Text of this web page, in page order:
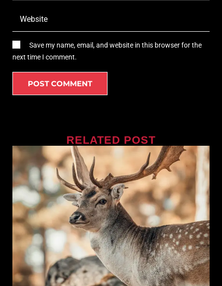
Save my name, email, and website in this browser for the
next time I comment.
RELATED POST